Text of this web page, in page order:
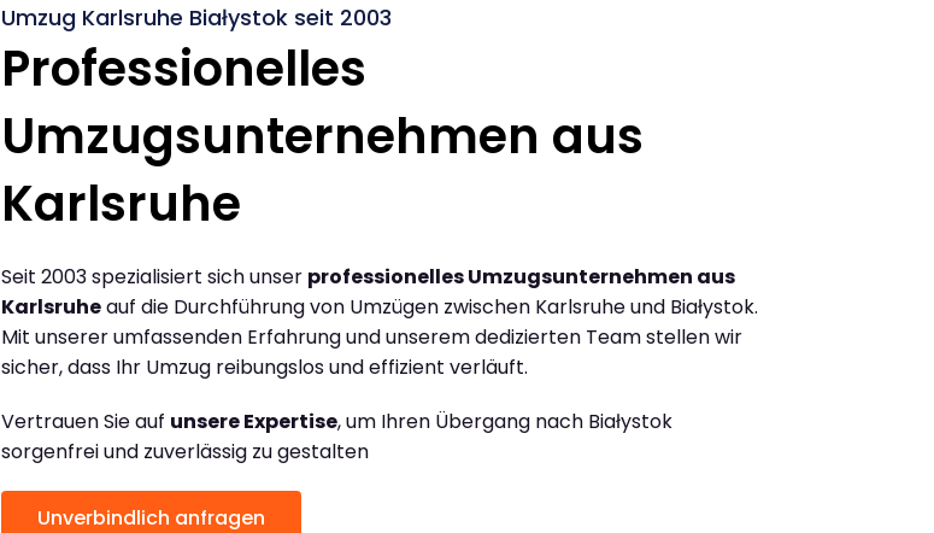
Umzug Karlsruhe Białystok seit 2003
Professionelles
Umzugsunternehmen aus
Karlsruhe
Seit 2003 spezialisiert sich unser professionelles Umzugsunternehmen aus
Karlsruheauf die Durchführung von Umzügen zwischen Karlsruhe und Białystok.
Mit unserer umfassenden Erfahrung und unserem dedizierten Team stellen wir
sicher, dass Ihr Umzug reibungslos und effizient verläuft.
Vertrauen Sie auf unsere Expertise, um Ihren Übergang nach Białystok
sorgenfrei und zuverlässig zu gestalten
Unverbindlich anfragen